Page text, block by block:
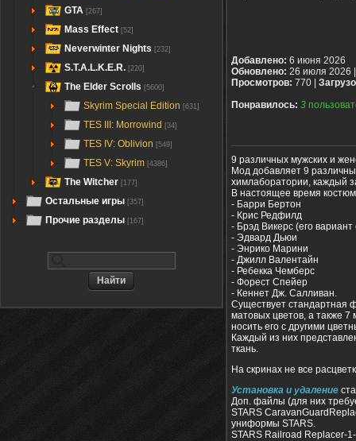
GTA [267]
Mass Effect [52]
Neverwinter Nights [232]
S.T.A.L.K.E.R. [220]
The Elder Scrolls [5600]
Skyrim Special Edition [631]
TES III: Morrowind [34]
TES IV: Oblivion [549]
TES V: Skyrim [4386]
The Witcher [177]
Остальные игры [357]
Прочие разделы [167]
Добавлено: 6 июня 2026
Обновлено: 26 июля 2026
Просмотров: 770 |
Понравилось: 3
9 различных мужских и
Мод добавляет 9
химлаборатории, каждый
В настоящее время
- Барри Бертон
- Крис Редфилд
- Брэд Викерс (его
- Эдвард Дьюи
- Энрико Марини
- Джилл Валентайн
- Ребекка Чемберс
- Форест Спейер
- Кеннет Дж. Салливан.
Существует стандартная
матовых цветов, а также 7
носить его с другими
Каждый из них
ткань.
На скринах не все
Установка и удаление
Доп. файлы (для них
STARS
униформы STARS.
STARS Railroad Replacer-